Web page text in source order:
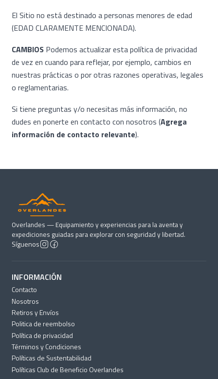
El Sitio no está destinado a personas menores de edad
(EDAD CLARAMENTE MENCIONADA).
CAMBIOS Podemos actualizar esta política de privacidad
de vez en cuando para reflejar, por ejemplo, cambios en
nuestras prácticas o por otras razones operativas, legales
o reglamentarias.
Si tiene preguntas y/o necesitas más información, no
dudes en ponerte en contacto con nosotros (Agrega
información de contacto relevante).
Overlandes — Equipamiento y experiencias para la aventa y
expediciones guiadas para explorar con seguridad y libertad.
Síguenos
INFORMACIÓN
Contacto
Nosotros
Retiros y Envíos
Politica de reembolso
Política de privacidad
Términos y Condiciones
Políticas de Sustentabilidad
Políticas Club de Beneficio Overlandes